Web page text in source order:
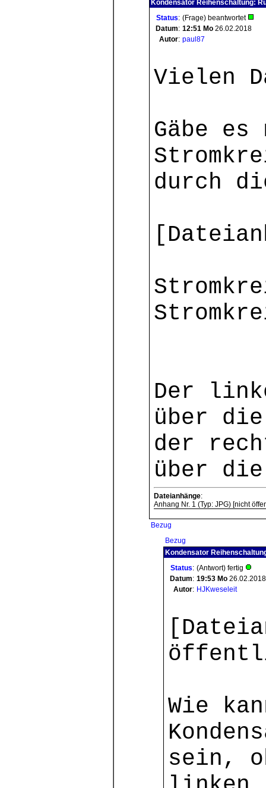
Kondensator Reihenschaltung:
Status: (Frage) beantwortet
Datum: 12:51 Mo 26.02.2018
Autor: paul87
Vielen
Gäbe
durch
Der
über
der
über
Dateianhänge:
Anhang Nr. 1 (Typ: JPG) [nicht
Bezug
Bezug
Kondensator
Status: (Antwort) fertig
Datum: 19:53 Mo 26.02.2018
Autor: HJKweseleit
Wie
sein,